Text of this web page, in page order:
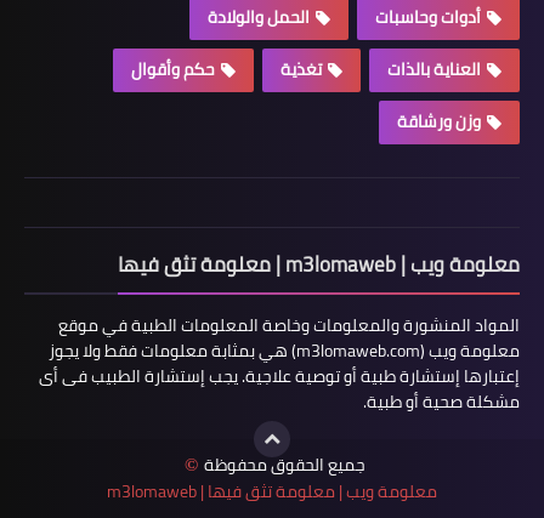
أدوات وحاسبات
الحمل والولادة
العناية بالذات
تغذية
حكم وأقوال
وزن ورشاقة
معلومة ويب | m3lomaweb | معلومة تثق فيها
المواد المنشورة والمعلومات وخاصة المعلومات الطبية في موقع
معلومة ويب (m3lomaweb.com) هي بمثابة معلومات فقط ولا يجوز
إعتبارها إستشارة طبية أو توصية علاجية. يجب إستشارة الطبيب فى أى
مشكلة صحية أو طبية.
جميع الحقوق محفوظة ©
معلومة ويب | معلومة تثق فيها | m3lomaweb